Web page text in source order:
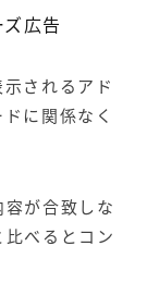
広告
されるアド
に関係なく
が合致しな
べるとコン